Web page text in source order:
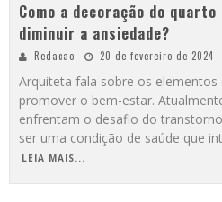
Como a decoração do
diminuir a ansiedade?
Redacao 20 de fevereiro de 2024
Arquiteta fala sobre os elementos
promover o bem-estar.
enfrentam o desafio do
ser uma condição de saúde que
LEIA MAIS...